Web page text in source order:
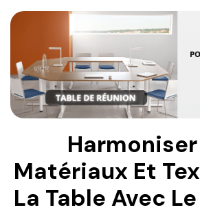
Harmoniser
Matériaux Et
La Table Avec